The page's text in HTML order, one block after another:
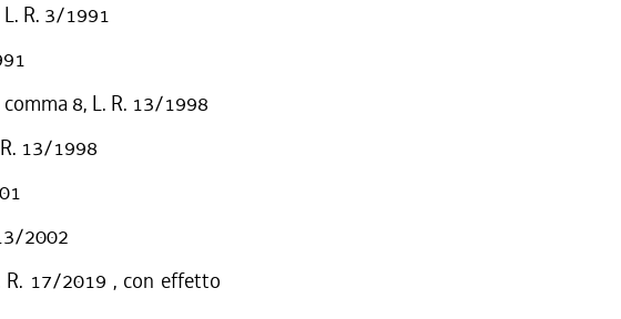
R. 3/1991
8, L. R. 13/1998
13/1998
2002
R. 17/2019 , con effetto